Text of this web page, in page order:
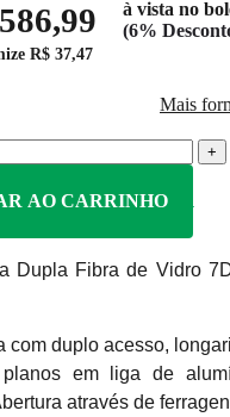
à vista no
(6%
R$ 37,47
Mais
+
AO CARRINHO
Dupla Fibra de Vidro
com duplo acesso,
em liga de
através de